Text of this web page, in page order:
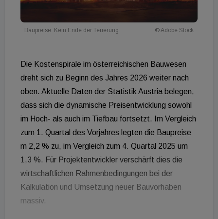
Baupreise: Kein Ende der Teuerung © Adobe Stock
Die Kostenspirale im österreichischen Bauwesen
dreht sich zu Beginn des Jahres 2026 weiter nach
oben. Aktuelle Daten der Statistik Austria belegen,
dass sich die dynamische Preisentwicklung sowohl
im Hoch- als auch im Tiefbau fortsetzt. Im Vergleich
zum 1. Quartal des Vorjahres legten die Baupreise
m 2,2 % zu, im Vergleich zum 4. Quartal 2025 um
1,3 %. Für Projektentwickler verschärft dies die
wirtschaftlichen Rahmenbedingungen bei der
Kalkulation und Umsetzung neuer Bauvorhaben
massiv.